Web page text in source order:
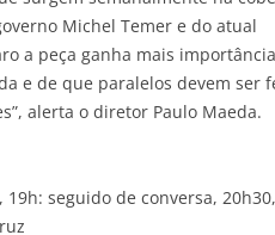
Michel Temer e do atual
a peça ganha mais
e de que paralelos devem ser
alerta o diretor Paulo Maeda.
19h: seguido de conversa, 20h30,